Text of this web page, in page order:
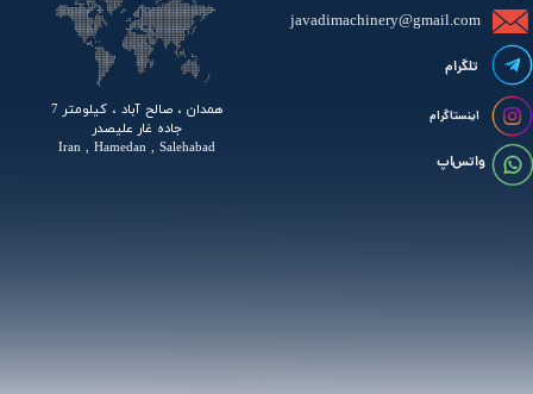
همدان ، صالح آباد ، کیلومتر 7
جاده غار علیصدر
Iran , Hamedan , Salehabad
اینستاگرام
javadimachinery@gmail.com​​​​​​​​
تلگرام
واتس اپ